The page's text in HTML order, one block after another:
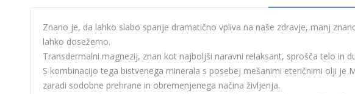
Znano je, da lahko slabo spanje dramatično vpliva na naše zdravje, manj
lahko dosežemo.
Transdermalni magnezij, znan kot najboljši naravni relaksant, sprošča telo in
S kombinacijo tega bistvenega minerala s posebej mešanimi eteričnimi olji
zaradi sodobne prehrane in obremenjenega načina življenja.